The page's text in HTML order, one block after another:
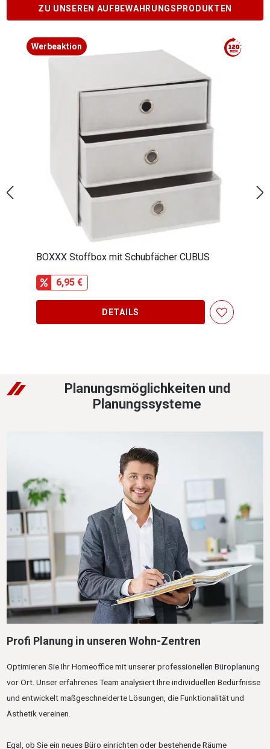
ZU UNSEREN AUFBEWAHRUNGSPRODUKTEN
Produktgalerie überspringen
Werbeaktion
BOXXX Stoffbox mit Schubfächer CUBUS
6,95 €
DETAILS
Planungsmöglichkeiten und
Planungssysteme
Profi Planung in unseren Wohn-Zentren
Optimieren Sie Ihr Homeoffice mit unserer professionellen Büroplanung
vor Ort. Unser erfahrenes Team analysiert Ihre individuellen Bedürfnisse
und entwickelt maßgeschneiderte Lösungen, die Funktionalität und
Ästhetik vereinen.
Egal, ob Sie ein neues Büro einrichten oder bestehende Räume